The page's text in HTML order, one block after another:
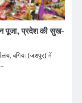
पूजा, प्रदेश की सुख-
बगिया (जशपुर) में